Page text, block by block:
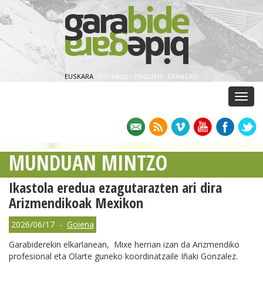
EUSKARA ESPAÑOL · ENGLISH · FRANÇAIS
MUNDUAN MINTZO
Ikastola eredua ezagutarazten ari dira
Arizmendikoak Mexikon
2026/06/17 - Goiena
Garabiderekin elkarlanean, Mixe herrian izan da Arizmendiko
profesional eta Olarte guneko koordinatzaile Iñaki Gonzalez.